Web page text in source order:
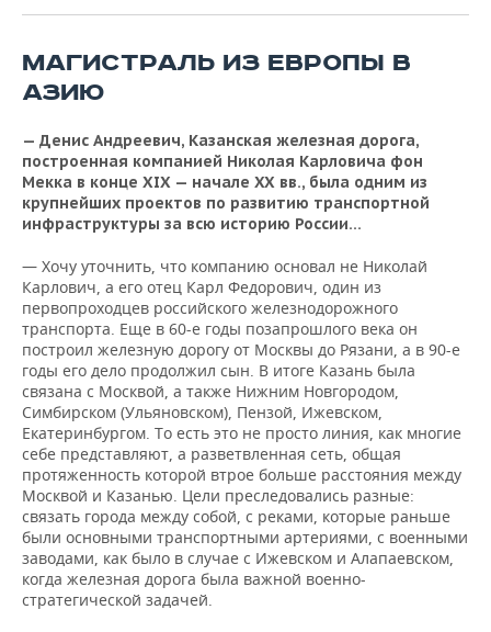
ВОДНЫЕ ВИДЫ СПОРТА
ХОККЕЙ С МЯЧОМ
ОБРАЗОВАНИЕ
ПРОИСШЕСТВИЯ
МАГИСТРАЛЬ ИЗ ЕВРОПЫ В
АЗИЮ
— Денис Андреевич, Казанская железная дорога,
построенная компанией Николая Карловича фон
Мекка в конце XIX — начале XX вв., была одним из
крупнейших проектов по развитию транспортной
инфраструктуры за всю историю России…
— Хочу уточнить, что компанию основал не Николай
Карлович, а его отец Карл Федорович, один из
первопроходцев российского железнодорожного
транспорта. Еще в 60-е годы позапрошлого века он
построил железную дорогу от Москвы до Рязани, а в 90-е
годы его дело продолжил сын. В итоге Казань была
связана с Москвой, а также Нижним Новгородом,
Симбирском (Ульяновском), Пензой, Ижевском,
Екатеринбургом. То есть это не просто линия, как многие
себе представляют, а разветвленная сеть, общая
протяженность которой втрое больше расстояния между
Москвой и Казанью. Цели преследовались разные:
связать города между собой, с реками, которые раньше
были основными транспортными артериями, с военными
заводами, как было в случае с Ижевском и Алапаевском,
когда железная дорога была важной военно-
стратегической задачей.